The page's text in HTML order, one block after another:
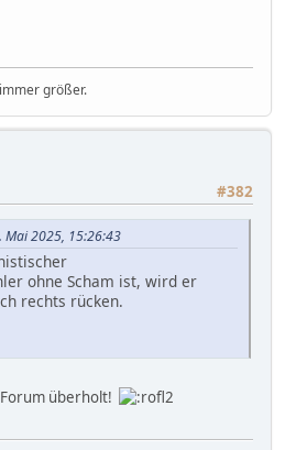
größer.
#382
Mai 2025, 15:26:43
ohne Scham ist, wird er
rechts rücken.
überholt!